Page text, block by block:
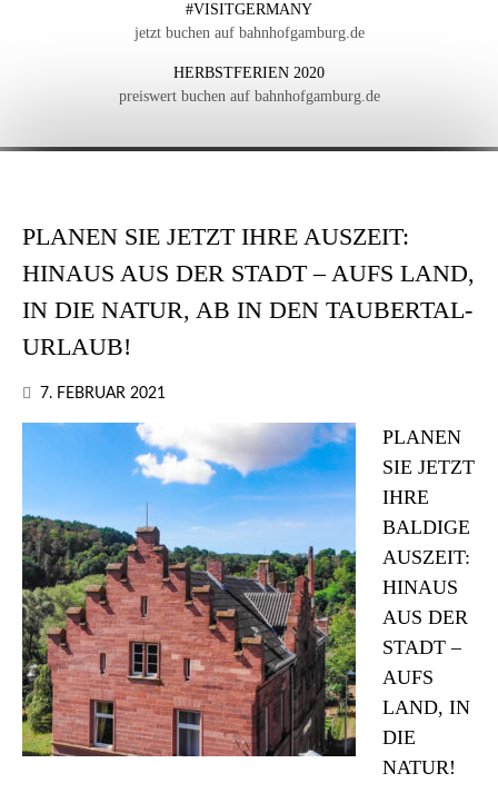
#VISITGERMANY
jetzt buchen auf bahnhofgamburg.de
HERBSTFERIEN 2020
preiswert buchen auf bahnhofgamburg.de
PLANEN SIE JETZT IHRE AUSZEIT:
HINAUS AUS DER STADT – AUFS LAND,
IN DIE NATUR, AB IN DEN TAUBERTAL-
URLAUB!
7. FEBRUAR 2021
PLANEN
SIE JETZT
IHRE
BALDIGE
AUSZEIT:
HINAUS
AUS DER
STADT –
AUFS
LAND, IN
DIE
NATUR!